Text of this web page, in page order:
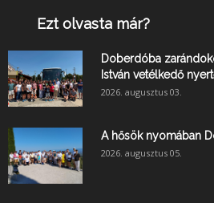
Ezt olvasta már?
Doberdóba
István vetélkedő
2026. augusztus 03.
A hősök nyomában
2026. augusztus 05.